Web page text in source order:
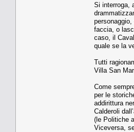
Si interroga,
faccia, o
caso, il
quale se la
Tutti
Villa San
Come
per le
addirittura
Calderoli
(le Politiche
Viceversa,